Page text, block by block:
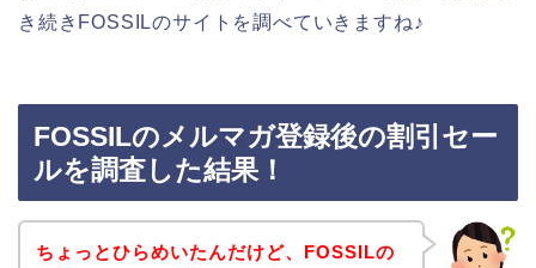
き続きFOSSILのサイトを調べていきますね♪
FOSSILのメルマガ登録後の割引セー
ルを調査した結果！
ちょっとひらめいたんだけど、FOSSILの